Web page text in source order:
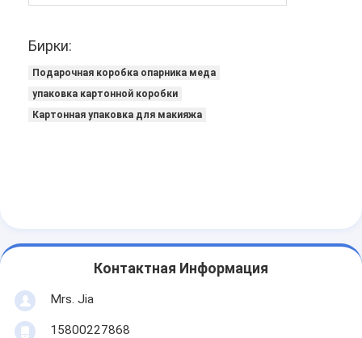
Бирки:
Подарочная коробка опарника меда
упаковка картонной коробки
Картонная упаковка для макияжа
Контактная Информация
Mrs. Jia
15800227868